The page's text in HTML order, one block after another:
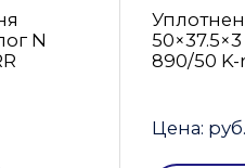
N
890/50 K-
Цена: руб.